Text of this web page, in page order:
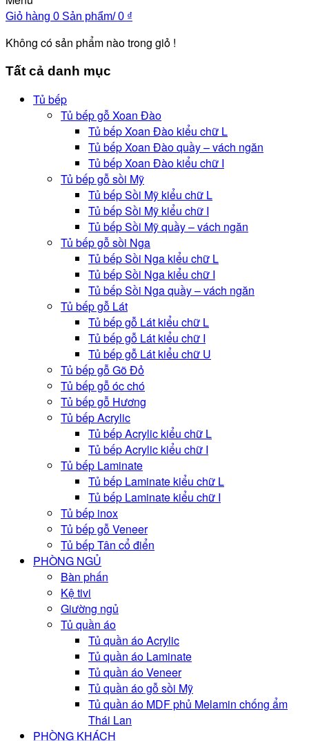
Giỏ hàng 0 Sản phẩm/0 ₫
Không có sản phẩm nào trong giỏ !
Tất cả danh mục
Tủ bếp
Tủ bếp gỗ Xoan Đào
Tủ bếp Xoan Đào kiểu chữ L
Tủ bếp Xoan Đào quầy – vách ngăn
Tủ bếp Xoan Đào kiểu chữ I
Tủ bếp gỗ sồi Mỹ
Tủ bếp Sồi Mỹ kiểu chữ L
Tủ bếp Sồi Mỹ kiểu chữ I
Tủ bếp Sồi Mỹ quầy – vách ngăn
Tủ bếp gỗ sồi Nga
Tủ bếp Sồi Nga kiểu chữ L
Tủ bếp Sồi Nga kiểu chữ I
Tủ bếp Sồi Nga quầy – vách ngăn
Tủ bếp gỗ Lát
Tủ bếp gỗ Lát kiểu chữ L
Tủ bếp gỗ Lát kiểu chữ I
Tủ bếp gỗ Lát kiểu chữ U
Tủ bếp gỗ Gõ Đỏ
Tủ bếp gỗ óc chó
Tủ bếp gỗ Hương
Tủ bếp Acrylic
Tủ bếp Acrylic kiểu chữ L
Tủ bếp Acrylic kiểu chữ I
Tủ bếp Laminate
Tủ bếp Laminate kiểu chữ L
Tủ bếp Laminate kiểu chữ I
Tủ bếp inox
Tủ bếp gỗ Veneer
Tủ bếp Tân cổ điển
PHÒNG NGỦ
Bàn phấn
Kệ tivi
Giường ngủ
Tủ quần áo
Tủ quần áo Acrylic
Tủ quần áo Laminate
Tủ quần áo Veneer
Tủ quần áo gỗ sồi Mỹ
Tủ quần áo MDF phủ Melamin chống ẩm
Thái Lan
PHÒNG KHÁCH